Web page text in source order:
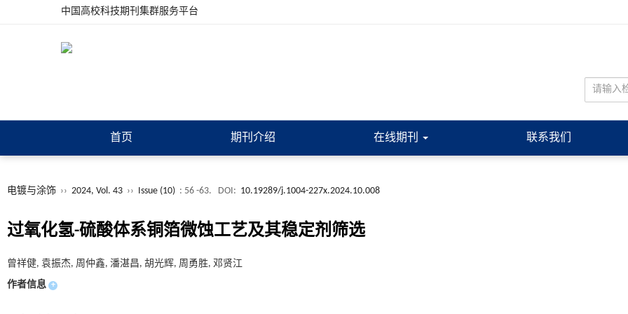
中国高校科技期刊集群服务平台
首页 期刊介绍 在线期刊 联系我们
电镀与涂饰 ›› 2024, Vol. 43 ›› Issue (10) : 56 -63. DOI: 10.19289/j.1004-227x.2024.10.008
过氧化氢-硫酸体系铜箔微蚀工艺及其稳定剂筛选
曾祥健, 袁振杰, 周仲鑫, 潘湛昌, 胡光辉, 周勇胜, 邓贤江
作者信息 +